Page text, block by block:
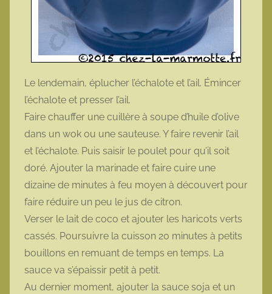
Le lendemain, éplucher l’échalote et l’ail. Émincer
l’échalote et presser l’ail.
Faire chauffer une cuillère à soupe d’huile d’olive
dans un wok ou une sauteuse. Y faire revenir l’ail
et l’échalote. Puis saisir le poulet pour qu’il soit
doré. Ajouter la marinade et faire cuire une
dizaine de minutes à feu moyen à découvert pour
faire réduire un peu le jus de citron.
Verser le lait de coco et ajouter les haricots verts
cassés. Poursuivre la cuisson 20 minutes à petits
bouillons en remuant de temps en temps. La
sauce va s’épaissir petit à petit.
Au dernier moment, ajouter la sauce soja et un